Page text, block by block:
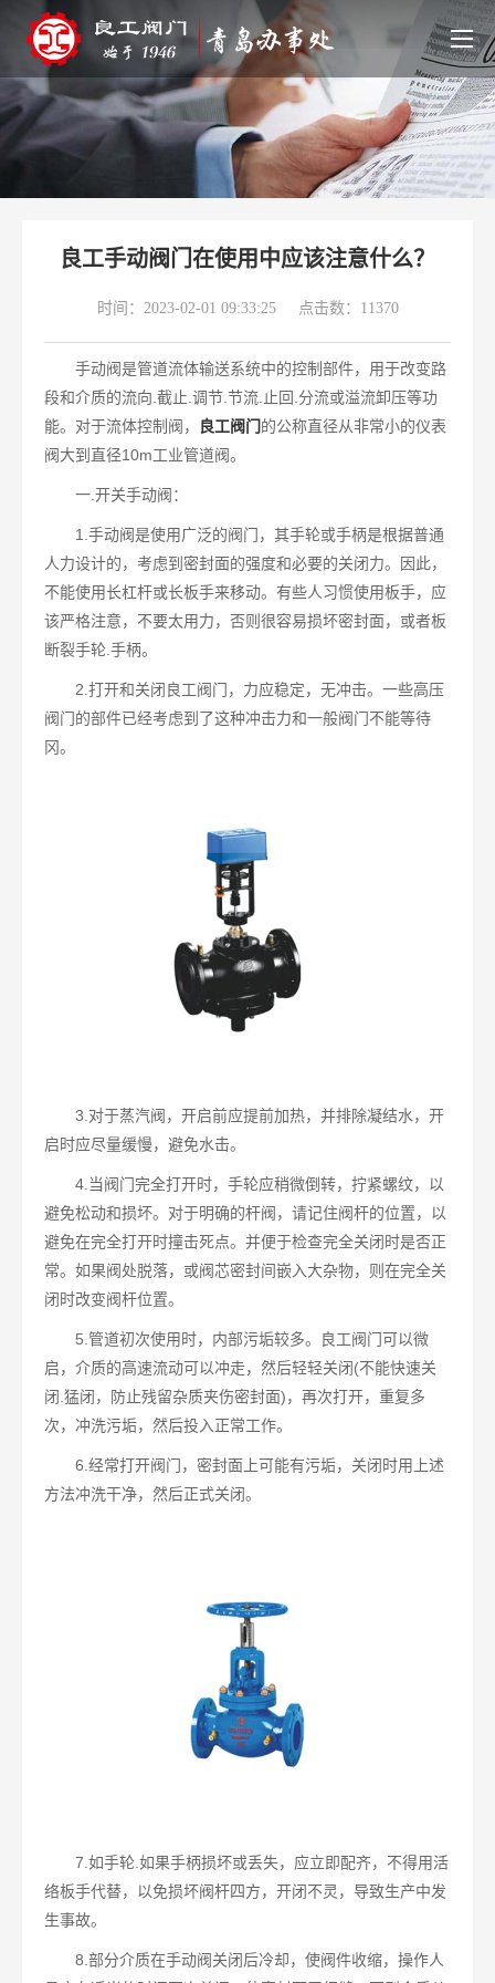
良工手动阀门在使用中应该注意什么？
时间：2023-02-01 09:33:25 点击数：11370
手动阀是管道流体输送系统中的控制部件，用于改变路
段和介质的流向.截止.调节.节流.止回.分流或溢流卸压等功
能。对于流体控制阀，
良工阀门的公称直径从非常小的仪表
阀大到直径10m工业管道阀。
一.开关手动阀：
1.手动阀是使用广泛的阀门，其手轮或手柄是根据普通
人力设计的，考虑到密封面的强度和必要的关闭力。因此，
不能使用长杠杆或长板手来移动。有些人习惯使用板手，应
该严格注意，不要太用力，否则很容易损坏密封面，或者板
断裂手轮.手柄。
2.打开和关闭良工阀门，力应稳定，无冲击。一些高压
阀门的部件已经考虑到了这种冲击力和一般阀门不能等待
冈。
3.对于蒸汽阀，开启前应提前加热，并排除凝结水，开
启时应尽量缓慢，避免水击。
4.当阀门完全打开时，手轮应稍微倒转，拧紧螺纹，以
避免松动和损坏。对于明确的杆阀，请记住阀杆的位置，以
避免在完全打开时撞击死点。并便于检查完全关闭时是否正
常。如果阀处脱落，或阀芯密封间嵌入大杂物，则在完全关
闭时改变阀杆位置。
5.管道初次使用时，内部污垢较多。良工阀门可以微
启，介质的高速流动可以冲走，然后轻轻关闭(不能快速关
闭.猛闭，防止残留杂质夹伤密封面)，再次打开，重复多
次，冲洗污垢，然后投入正常工作。
6.经常打开阀门，密封面上可能有污垢，关闭时用上述
方法冲洗干净，然后正式关闭。
7.如手轮.如果手柄损坏或丢失，应立即配齐，不得用活
络板手代替，以免损坏阀杆四方，开闭不灵，导致生产中发
生事故。
8.部分介质在手动阀关闭后冷却，使阀件收缩，操作人